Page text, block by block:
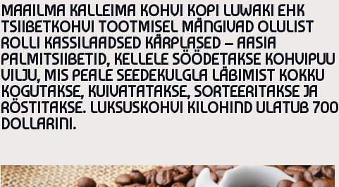
MAAILMA KALLEIMA KOHVI KOPI LUWAKI EHK
TSIIBETKOHVI TOOTMISEL MÄNGIVAD OLULIST
ROLLI KASSILAADSED KÄRPLASED – AASIA
PALMITSIIBETID, KELLELE SÖÖDETAKSE KOHVIPUU
VILJU, MIS PEALE SEEDEKULGLA LÄBIMIST KOKKU
KOGUTAKSE, KUIVATATAKSE, SORTEERITAKSE JA
RÖSTITAKSE. LUKSUSKOHVI KILOHIND ULATUB 700
DOLLARINI.